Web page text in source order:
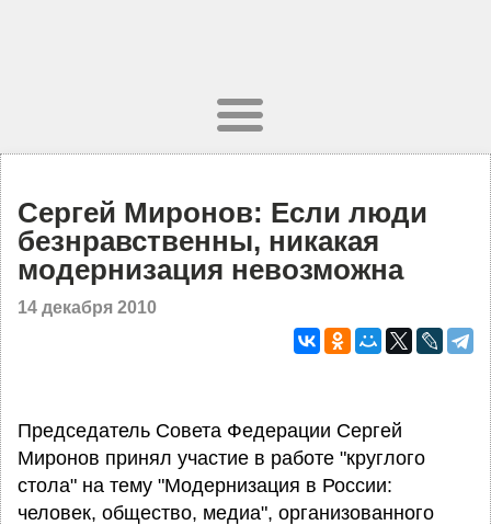
Сергей Миронов: Если люди
безнравственны, никакая
модернизация невозможна
14 декабря 2010
Председатель Совета Федерации Сергей
Миронов принял участие в работе "круглого
стола" на тему "Модернизация в России:
человек, общество, медиа", организованного